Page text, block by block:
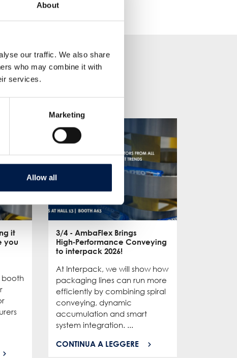
About
our traffic. We also share
who may combine it with
services.
Marketing
Allow all
it
you
booth
3/4 - AmbaFlex Brings
High‑Performance Conveying
to interpack 2026!
At Interpack, we will show how
packaging lines can run more
efficiently by combining spiral
conveying, dynamic
accumulation and smart
system integration. ...
CONTINUA A LEGGERE